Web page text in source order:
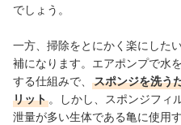
でしょう。
一方、掃除をとにかく楽にした
補になります。エアポンプで水
する仕組みで、
スポンジを洗う
リット。しかし、スポンジフィ
泄量が多い生体である亀に使用